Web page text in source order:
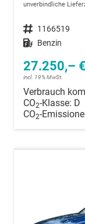
unverbindliche
Fahrzeugnummer 1166519
Kraftstoff Benzin
27.250,– €
incl. 19% MwSt.
Verbrauch
CO2-Klasse: D
CO2-